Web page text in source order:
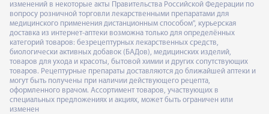
изменений в некоторые акты Правительства Российской Федерации по
вопросу розничной торговли лекарственными препаратами для
медицинского применения дистанционным способом", курьерская
доставка из интернет-аптеки возможна только для определённых
категорий товаров: безрецептурных лекарственных средств,
биологически активных добавок (БАДов), медицинских изделий,
товаров для ухода и красоты, бытовой химии и других сопутствующих
товаров. Рецептурные препараты доставляются до ближайшей аптеки и
могут быть получены при наличии действующего рецепта,
оформленного врачом. Ассортимент товаров, участвующих в
специальных предложениях и акциях, может быть ограничен или
изменен